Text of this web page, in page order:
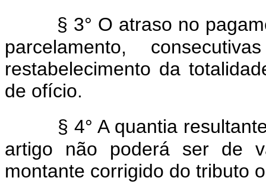
§ 3° O atraso no
parcelamento,
restabelecimento da
de ofício.
§ 4° A quantia
artigo não poderá ser de
montante corrigido do tributo